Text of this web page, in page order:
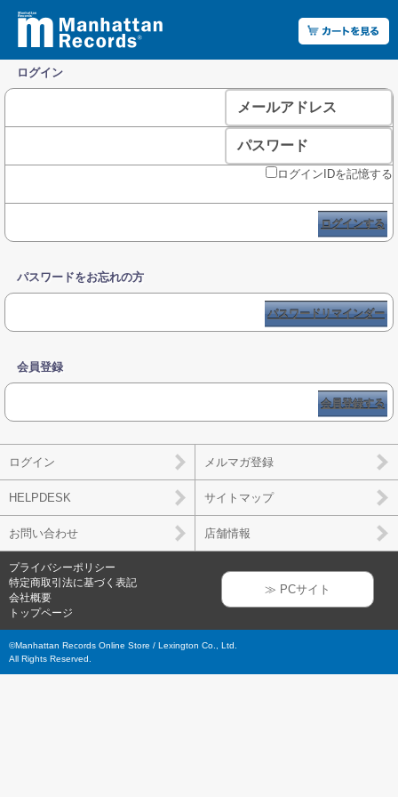
ログイン
メールアドレス
パスワード
ログインIDを記憶する
ログインする
パスワードをお忘れの方
パスワードリマインダー
会員登録
会員登録する
ログイン メルマガ登録
HELPDESK サイトマップ
お問い合わせ 店舗情報
プライバシーポリシー
特定商取引法に基づく表記
会社概要
トップページ
≫ PCサイト
©Manhattan Records Online Store / Lexington Co., Ltd.
All Rights Reserved.